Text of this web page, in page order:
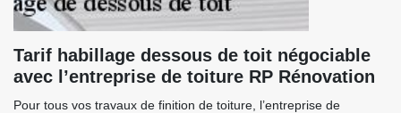
Tarif habillage dessous de toit négociable
avec l’entreprise de toiture RP Rénovation
Pour tous vos travaux de finition de toiture, l’entreprise de